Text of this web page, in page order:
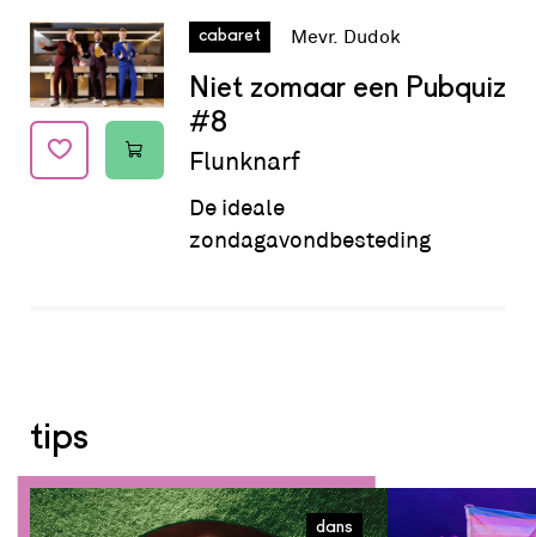
Niet zomaar een Pubquiz
#8
Flunknarf
De ideale
zondagavondbesteding
Datum: zo 06 jun 2027 - 20:30
cabaret Mevr. Dudok
tips
dans